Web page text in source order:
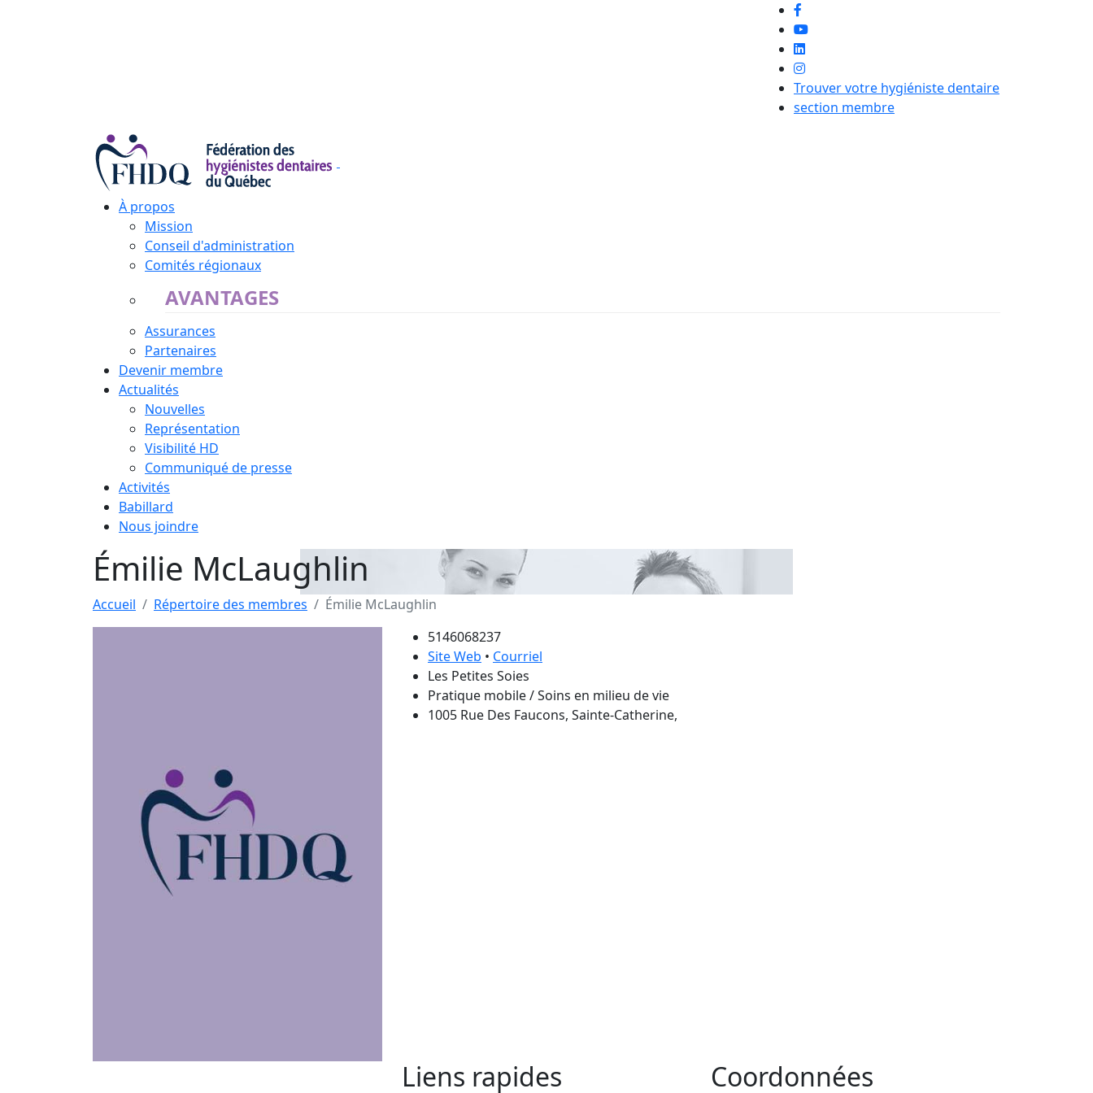
Trouver votre hygiéniste dentaire
section membre
À propos
Mission
Conseil d'administration
Comités régionaux
AVANTAGES
Assurances
Partenaires
Devenir membre
Actualités
Nouvelles
Représentation
Visibilité HD
Communiqué de presse
Activités
Babillard
Nous joindre
Émilie McLaughlin
Accueil Répertoire des membres
Émilie McLaughlin
5146068237
Site Web • Courriel
Les Petites Soies
Pratique mobile / Soins en milieu de vie
1005 Rue Des Faucons, Sainte-Catherine,
Liens rapides Coordonnées